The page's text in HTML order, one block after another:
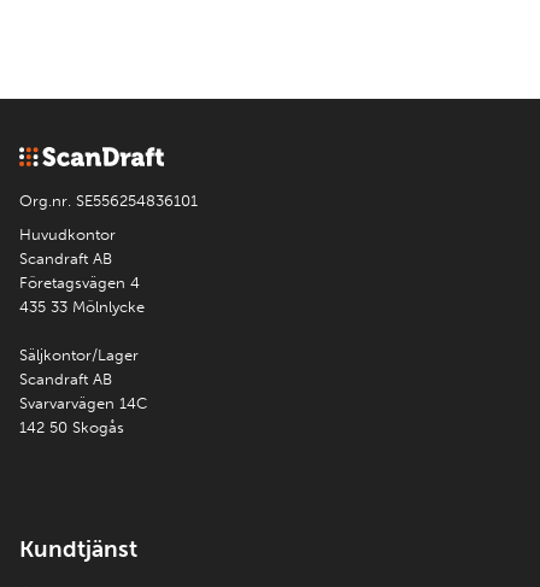
Org.nr. SE556254836101
Huvudkontor
Scandraft AB
Företagsvägen 4
435 33 Mölnlycke
Säljkontor/Lager
Scandraft AB
Svarvarvägen 14C
142 50 Skogås
Kundtjänst